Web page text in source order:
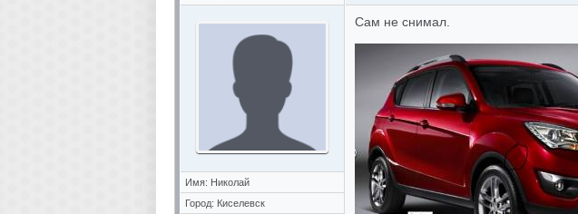
Имя: Николай
Город: Киселевск
Сам не снимал.